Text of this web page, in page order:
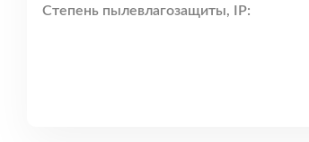
Степень пылевлагозащиты, IP: